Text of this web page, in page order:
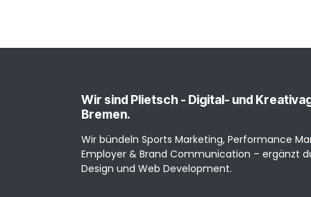
Wir sind Plietsch - Digital- und
Bremen.
Wir bündeln Sports Marketing, Performance
Employer & Brand Communication – ergänzt
Design und Web Development.